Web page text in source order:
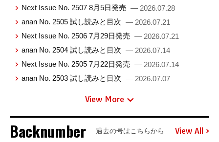
Next Issue No. 2507 8月5日発売 — 2026.07.28
anan No. 2505 試し読みと目次 — 2026.07.21
Next Issue No. 2506 7月29日発売 — 2026.07.21
anan No. 2504 試し読みと目次 — 2026.07.14
Next Issue No. 2505 7月22日発売 — 2026.07.14
anan No. 2503 試し読みと目次 — 2026.07.07
View More
Backnumber 過去の号はこちらから View All